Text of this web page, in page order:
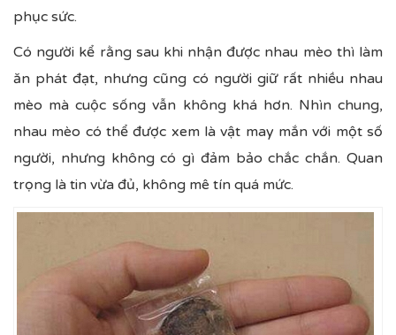
phục sức.
Có người kể rằng sau khi nhận được nhau mèo thì làm
ăn phát đạt, nhưng cũng có người giữ rất nhiều nhau
mèo mà cuộc sống vẫn không khá hơn. Nhìn chung,
nhau mèo có thể được xem là vật may mắn với một số
người, nhưng không có gì đảm bảo chắc chắn. Quan
trọng là tin vừa đủ, không mê tín quá mức.